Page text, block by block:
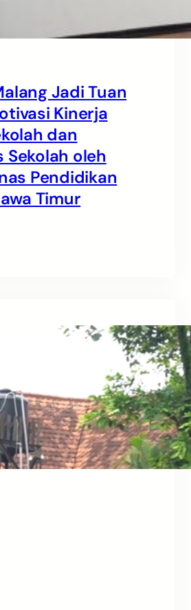
Jadi Tuan
Kinerja
dan
Sekolah oleh
Pendidikan
Timur